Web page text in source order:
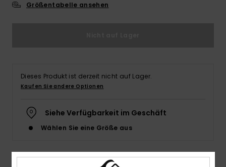
Größentabelle ansehen
Dieses Produkt ist derzeit nicht auf Lager.
Kaufen Sie andere Optionen
Siehe Verfügbarkeit im Geschäft
Wählen Sie eine Größe aus